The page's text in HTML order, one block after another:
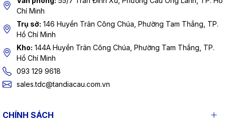
Chí Minh
Trụ sở: 146 Huyền Trân Công Chúa, Phường Tam Thắng, TP.
Hồ Chí Minh
Kho: 144A Huyền Trân Công Chúa, Phường Tam Thắng, TP.
Hồ Chí Minh
093 129 9618
sales.tdc@tandiacau.com.vn
CHÍNH SÁCH